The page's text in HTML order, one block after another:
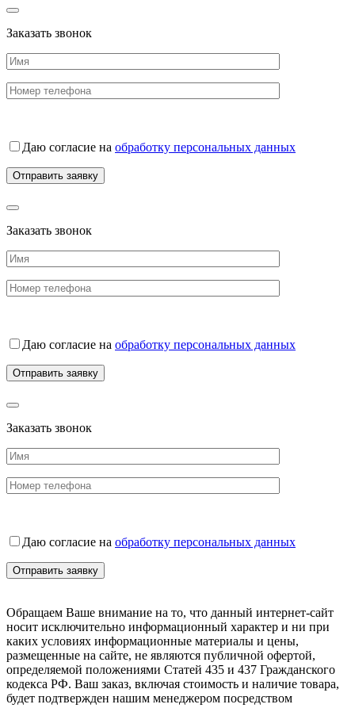
Заказать звонок
Даю согласие на обработку персональных данных
Заказать звонок
Даю согласие на обработку персональных данных
Заказать звонок
Даю согласие на обработку персональных данных
Обращаем Ваше внимание на то, что данный интернет-сайт
носит исключительно информационный характер и ни при
каких условиях информационные материалы и цены,
размещенные на сайте, не являются публичной офертой,
определяемой положениями Статей 435 и 437 Гражданского
кодекса РФ. Ваш заказ, включая стоимость и наличие товара,
будет подтвержден нашим менеджером посредством